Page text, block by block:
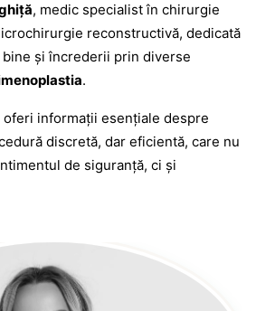
, medic specialist în chirurgie
reconstructivă, dedicată
și încrederii prin diverse
.
informații esențiale despre
discretă, dar eficientă, care nu
de siguranță, ci și